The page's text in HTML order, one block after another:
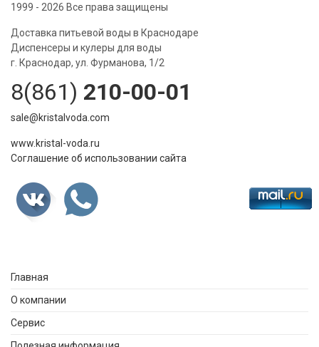
1999 - 2026 Все права защищены
Доставка питьевой воды в Краснодаре
Диспенсеры и кулеры для воды
г. Краснодар, ул. Фурманова, 1/2
8(861) 210-00-01
sale@kristalvoda.com
www.kristal-voda.ru
Соглашение об использовании сайта
Главная
О компании
Сервис